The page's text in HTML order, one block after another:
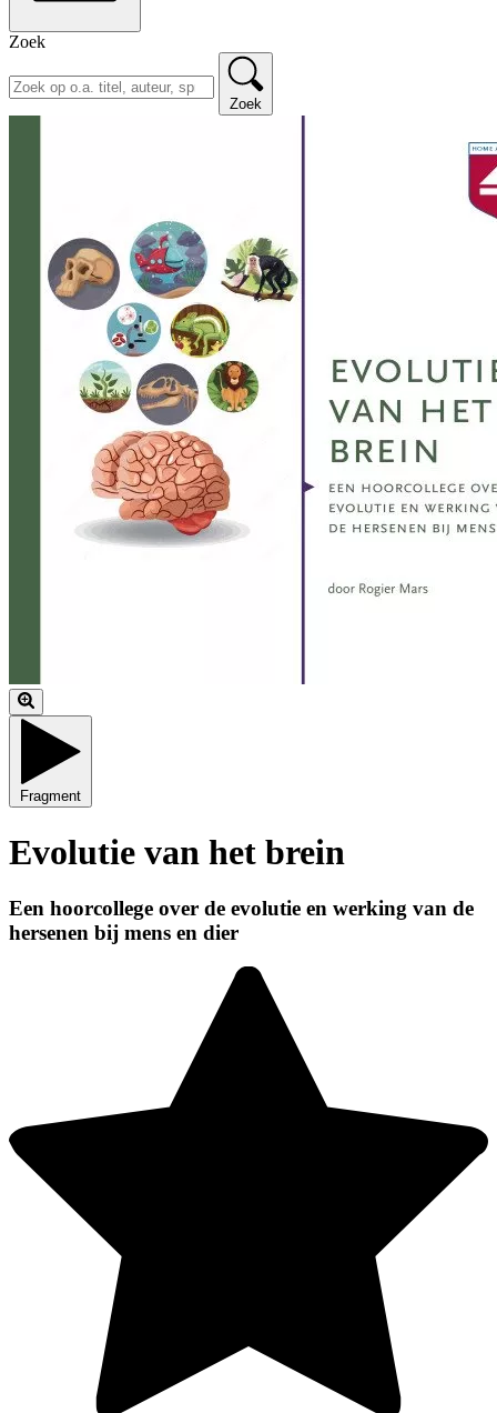
Zoek
Zoek
Fragment
Evolutie van het brein
Een hoorcollege over de evolutie en werking van de
hersenen bij mens en dier